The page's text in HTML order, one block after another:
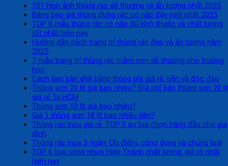
101 hình ảnh thùng rác dễ thương và ấn tượng nhất 2025
Bảng báo giá thùng đựng rác có nắp đậy mới nhất 2025
TOP 8 mẫu thùng rác có nắp đủ kích thước và chất lượng
tốt nhất hiện nay
Hướng dẫn cách trang trí thùng rác đẹp và ấn tượng năm
2025
7 mẫu trang trí thùng rác mầm non dễ thương cho trường
học
Cách làm bàn ghế bằng thùng phi giá rẻ, bền và độc đáo
Thùng sơn 20 lít giá bao nhiêu? Địa chỉ bán thùng sơn 20
giá rẻ Tp.HCM
Thùng sơn 10 lít giá bao nhiêu?
Giá 1 thùng sơn 18 lít bao nhiêu tiền?
Thùng rác inox giá rẻ: TOP 3 sự lựa chọn hàng đầu cho gia
đình
Thùng rác inox 3 ngăn: Ưu điểm, công dụng và chủng loại
TOP 6 loại sóng nhựa Hiệp Thành chất lượng, giá rẻ nhất
hiện nay